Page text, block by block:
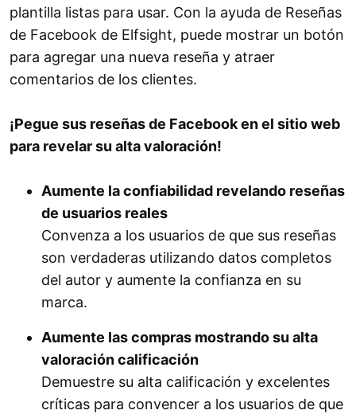
plantilla listas para usar. Con la ayuda de Reseñas
de Facebook de Elfsight, puede mostrar un botón
para agregar una nueva reseña y atraer
comentarios de los clientes.
¡Pegue sus reseñas de Facebook en el sitio web
para revelar su alta valoración!
Aumente la confiabilidad revelando reseñas
de usuarios reales
Convenza a los usuarios de que sus reseñas
son verdaderas utilizando datos completos
del autor y aumente la confianza en su
marca.
Aumente las compras mostrando su alta
valoración calificación
Demuestre su alta calificación y excelentes
críticas para convencer a los usuarios de que